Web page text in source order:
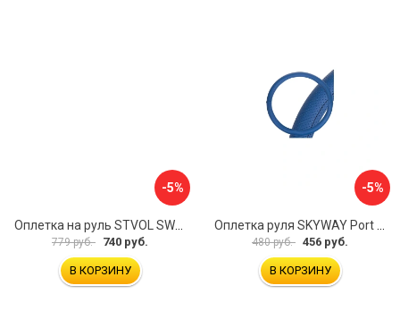
-5%
779 руб. 740 руб.
В КОРЗИНУ
-5%
480 руб. 456 руб.
В КОРЗИНУ